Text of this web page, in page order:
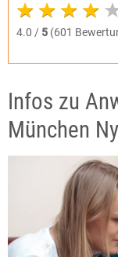
4.0 / 5 (601
Infos zu
München